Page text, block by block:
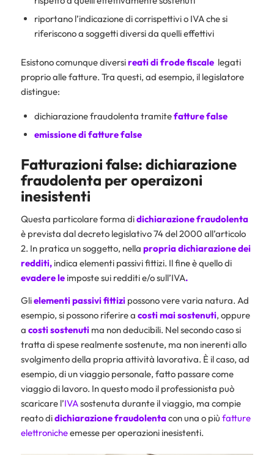
riportano l’indicazione di corrispettivi o IVA che si
riferiscono a soggetti diversi da quelli effettivi
Esistono comunque diversireati di frode fiscale legati
proprio alle fatture. Tra questi, ad esempio, il legislatore
distingue:
dichiarazione fraudolenta tramitefatture false
emissione di fatture false
Fatturazioni false: dichiarazione
fraudolenta per operaizoni
inesistenti
Questa particolare forma didichiarazione fraudolenta
è prevista dal decreto legislativo 74 del 2000 all’articolo
2. In pratica un soggetto, nella propriadichiarazione dei
redditi,indica elementi passivi fittizi. Il fine è quello di
evadere le imposte sui redditi e/o sull’IVA.
Glielementipassivifittizi possono vere varia natura. Ad
esempio, si possono riferire a costi mai sostenuti, oppure
a costi sostenutima non deducibili. Nel secondo caso si
tratta di spese realmente sostenute, ma non inerenti allo
svolgimento della propria attività lavorativa. È il caso, ad
esempio, di un viaggio personale, fatto passare come
viaggio di lavoro. In questo modo il professionista può
scaricare l’IVAsostenuta durante il viaggio, ma compie
reato didichiarazione fraudolentacon una o più fatture
elettronicheemesse per operazioni inesistenti.